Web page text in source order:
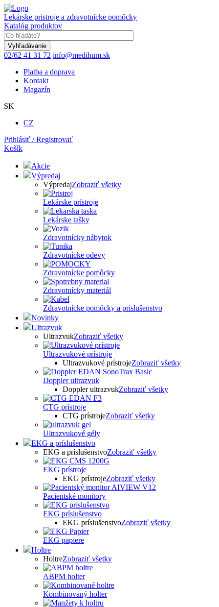
Skočiť
na
hlavný
obsah
Lekárske prístroje a zdravotnícke pomôcky
Katalóg produktov
02/62 41 31 72 info@medihum.sk
Platba a doprava
Kontakt
Magazín
SK
CZ
Prihlásiť / Registrovať
Košík
Akcie
Výpredaj
VýpredajZobraziť všetky
Lekárske prístroje
Lekárske tašky
Zdravotnícky nábytok
Zdravotnícke odevy
Zdravotnícke pomôcky
Zdravotnícky materiál
Zdravotnícke pomôcky a príslušenstvo
Novinky
Ultrazvuk
UltrazvukZobraziť všetky
Ultrazvukové prístroje
Ultrazvukové prístrojeZobraziť všetky
Doppler ultrazvuk
Doppler ultrazvukZobraziť všetky
CTG prístroje
CTG prístrojeZobraziť všetky
Ultrazvukové gély
EKG a príslušenstvo
EKG a príslušenstvoZobraziť všetky
EKG prístroje
EKG prístrojeZobraziť všetky
Pacientské monitory
EKG príslušenstvo
EKG príslušenstvoZobraziť všetky
EKG papiere
Holtre
HoltreZobraziť všetky
ABPM holter
Kombinovaný holter